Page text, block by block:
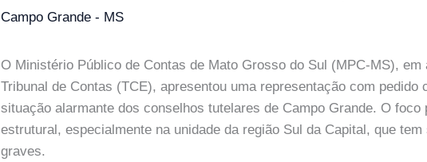
Campo Grande - MS
O Ministério Público de Contas de Mato Grosso do Sul (MPC-MS), em
Tribunal de Contas (TCE), apresentou uma representação com pedido
situação alarmante dos conselhos tutelares de Campo Grande. O foco
estrutural, especialmente na unidade da região Sul da Capital, que
graves.